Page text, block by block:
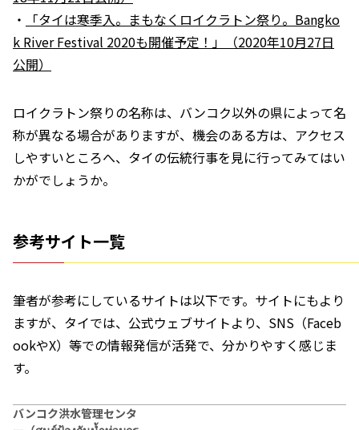
・
「タイは寒季入。まもなくロイクラトン祭り。Bangko
k River Festival 2020も開催予定！」（2020年10月27日
公開）
ロイクラトン祭りの名称は、バンコク以外の県によって名
称が異なる場合がありますが、機会のある方は、アクセス
しやすいところへ、タイの伝統行事を見に行ってみてはい
かがでしょうか。
参考サイト一覧
筆者が参考にしているサイトは以下です。サイトにもより
ますが、タイでは、公式ウェブサイトより、SNS（Faceb
ookやX）等での情報発信が活発で、分かりやすく感じま
す。
バンコク洪水管理センタ